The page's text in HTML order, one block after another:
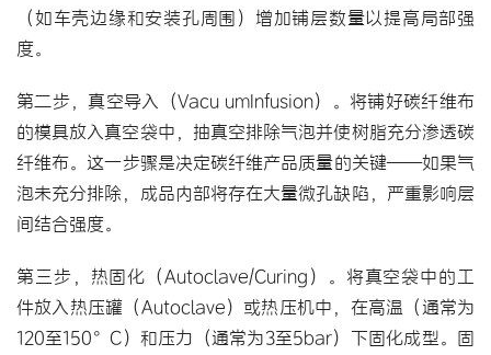
（如车壳边缘和安装孔周围）增加铺层数量以提高局部强
度。
第二步，真空导入（Vacu umInfusion）。将铺好碳纤维布
的模具放入真空袋中，抽真空排除气泡并使树脂充分渗透碳
纤维布。这一步骤是决定碳纤维产品质量的关键——如果气
泡未充分排除，成品内部将存在大量微孔缺陷，严重影响层
间结合强度。
第三步，热固化（Autoclave/Curing）。将真空袋中的工
件放入热压罐（Autoclave）或热压机中，在高温（通常为
120至150°C）和压力（通常为3至5bar）下固化成型。固